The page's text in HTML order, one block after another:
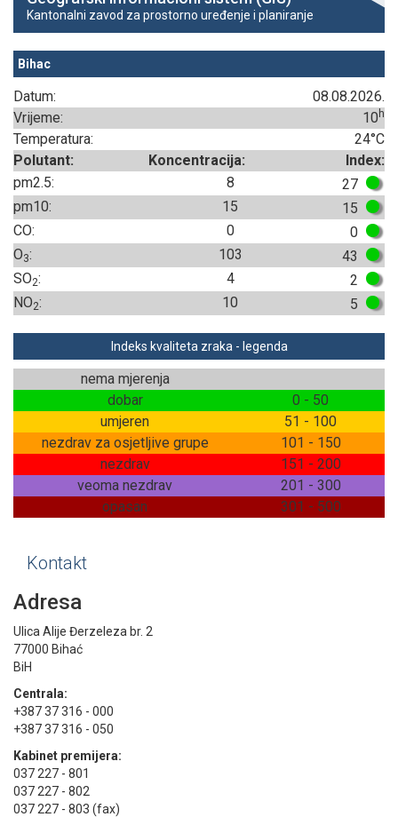
Kantonalni zavod za prostorno uređenje i planiranje
Bihac
Datum:
08.08.2026.
Vrijeme:
10 h
Temperatura:
24°C
Polutant:
Koncentracija:
Index:
pm2.5:
8
27
pm10:
15
15
CO:
0
0
O3: 103
43
SO2: 4
2
NO2: 10 5
Indeks kvaliteta zraka - legenda
nema mjerenja
dobar
0 - 50
umjeren
51 - 100
nezdrav za osjetljive grupe
101 - 150
nezdrav
151 - 200
veoma nezdrav
201 - 300
opasan
301 - 500
Kontakt
Adresa
Ulica Alije Đerzeleza br. 2
77000 Bihać
BiH
Centrala:
+387 37 316 - 000
+387 37 316 - 050
Kabinet premijera:
037 227 - 801
037 227 - 802
037 227 - 803 (fax)